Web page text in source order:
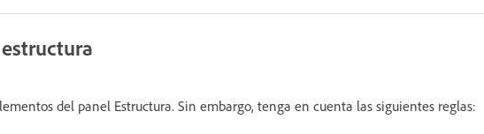
del panel Estructura. Sin embargo, tenga en cuenta las siguientes reglas: